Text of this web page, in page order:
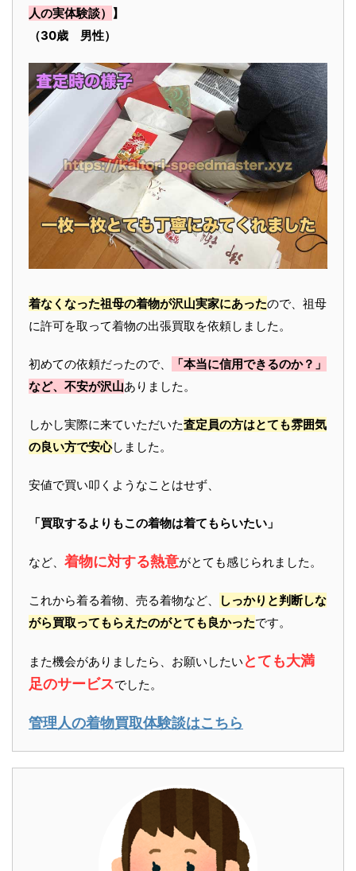
人の実体験談） 】
（30歳 男性）
着なくなった祖母の着物が沢山実家にあったので、祖母
に許可を取って着物の出張買取を依頼しました。
初めての依頼だったので、
「本当に信用できるのか？」
など、不安が沢山ありました。
しかし実際に来ていただいた査定員の方はとても雰囲気
の良い方で安心しました。
安値で買い叩くようなことはせず、
「買取するよりもこの着物は着てもらいたい」
など、 着物に対する熱意がとても感じられました。
これから着る着物、売る着物など、
しっかりと判断しな
がら買取ってもらえたのがとても良かったです。
また機会がありましたら、お願いしたい とても大満
足のサービスでした。
管理人の着物買取体験談はこちら